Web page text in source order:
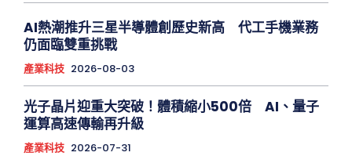
AI熱潮推升三星半導體創歷史新高 代工手機業務
仍面臨雙重挑戰
產業科技 2026-08-03
光子晶片迎重大突破！體積縮小500倍 AI、量子
運算高速傳輸再升級
產業科技 2026-07-31